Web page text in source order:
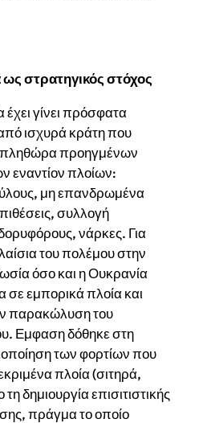
στρατηγικός στόχος
έχει γίνει πρόσφατα
ισχυρά κράτη που
πληθώρα προηγμένων
εναντίον πλοίων:
μη επανδρωμένα
συλλογή
νάρκες. Για
του πολέμου στην
όσο και η Ουκρανία
σε εμπορικά πλοία και
παρακώλυση του
Εμφαση δόθηκε στη
των φορτίων που
πλοία (σιτηρά,
δημιουργία επισιτιστικής
πράγμα το οποίο